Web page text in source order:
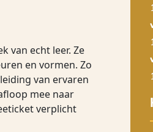
van echt leer. Ze
en vormen. Zo
van ervaren
mee naar
verplicht